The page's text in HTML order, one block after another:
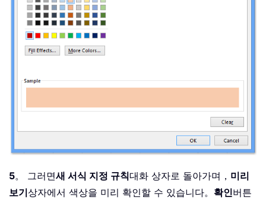
5。 그러면새 서식 지정 규칙대화 상자로 돌아가며， 미리
보기상자에서 색상을 미리 확인할 수 있습니다。 확인버튼